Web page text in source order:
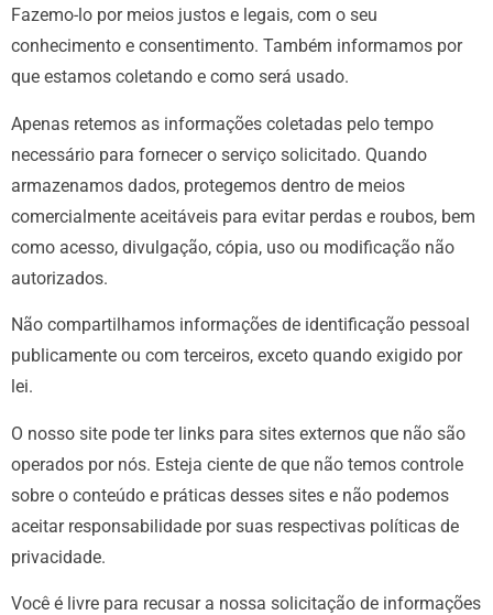
Fazemo-lo por meios justos e legais, com o seu
conhecimento e consentimento. Também informamos por
que estamos coletando e como será usado.
Apenas retemos as informações coletadas pelo tempo
necessário para fornecer o serviço solicitado. Quando
armazenamos dados, protegemos dentro de meios
comercialmente aceitáveis ​​para evitar perdas e roubos, bem
como acesso, divulgação, cópia, uso ou modificação não
autorizados.
Não compartilhamos informações de identificação pessoal
publicamente ou com terceiros, exceto quando exigido por
lei.
O nosso site pode ter links para sites externos que não são
operados por nós. Esteja ciente de que não temos controle
sobre o conteúdo e práticas desses sites e não podemos
aceitar responsabilidade por suas respectivas políticas de
privacidade.
Você é livre para recusar a nossa solicitação de informações